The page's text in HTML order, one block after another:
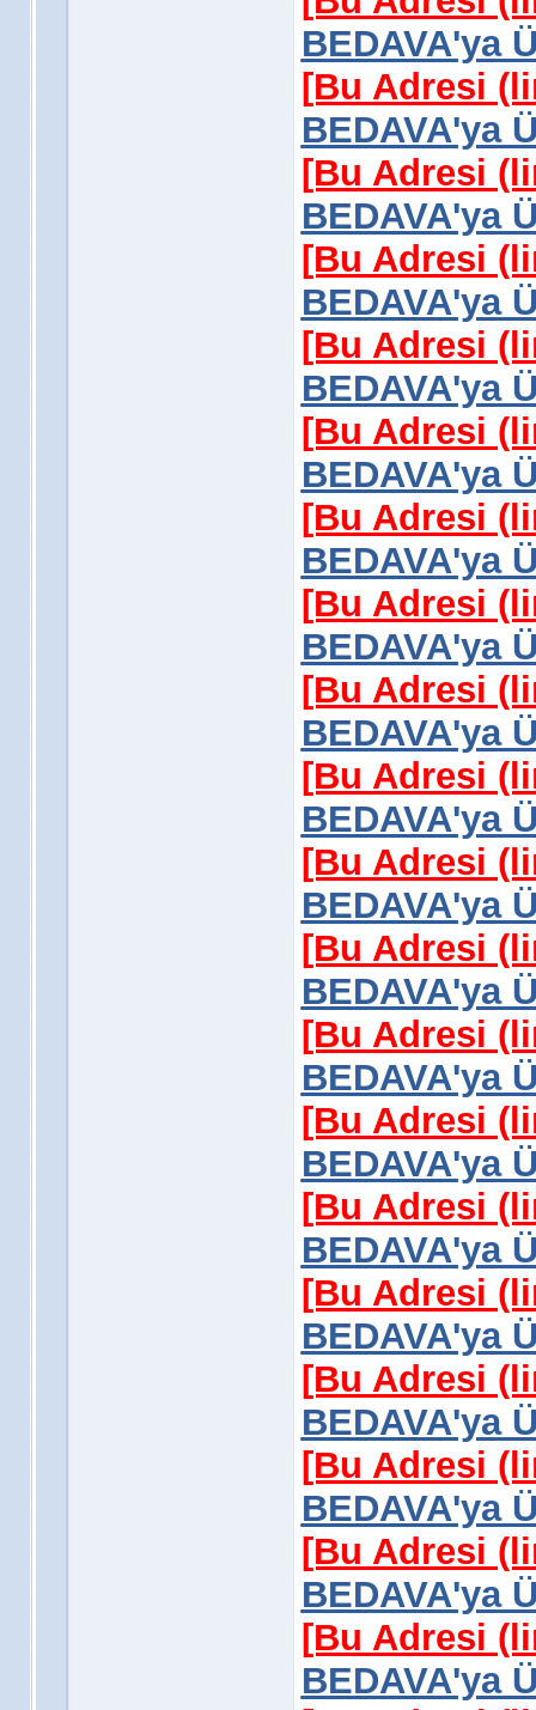
BEDAVA'ya
[Bu Adresi
BEDAVA'ya
[Bu Adresi
BEDAVA'ya
[Bu Adresi
BEDAVA'ya
[Bu Adresi
BEDAVA'ya
[Bu Adresi
BEDAVA'ya
[Bu Adresi
BEDAVA'ya
[Bu Adresi
BEDAVA'ya
[Bu Adresi
BEDAVA'ya
[Bu Adresi
BEDAVA'ya
[Bu Adresi
BEDAVA'ya
[Bu Adresi
BEDAVA'ya
[Bu Adresi
BEDAVA'ya
[Bu Adresi
BEDAVA'ya
[Bu Adresi
BEDAVA'ya
[Bu Adresi
BEDAVA'ya
[Bu Adresi
BEDAVA'ya
[Bu Adresi
BEDAVA'ya
[Bu Adresi
BEDAVA'ya
[Bu Adresi
BEDAVA'ya